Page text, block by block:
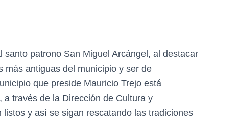
patrono San Miguel Arcángel, al destacar
más antiguas del municipio y ser de
que preside Mauricio Trejo está
través de la Dirección de Cultura y
y así se sigan rescatando las tradiciones